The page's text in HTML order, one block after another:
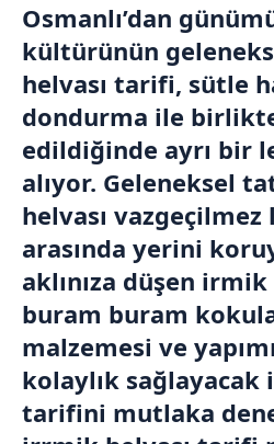
Osmanlı’dan
kültürünün
helvası tarifi, sütle
dondurma ile
edildiğinde ayrı bir
alıyor. Geleneksel
helvası
arasında yerini
aklınıza düşen
buram buram
malzemesi ve
kolaylık sağlayacak
tarifini mutlaka